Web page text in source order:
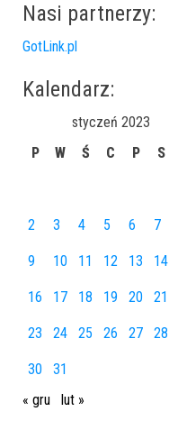
Nasi partnerzy:
GotLink.pl
Kalendarz:
styczeń 2023
P
W Ś C P S
2 3 4 5 6 7
9 10 11 12 13 14
16 17 18 19 20 21
23 24 25 26 27 28
30
31
« gru
lut »